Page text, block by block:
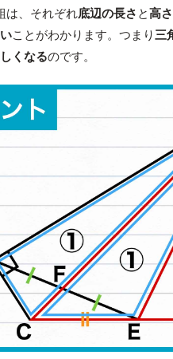
は、それぞれ底辺の長さ と高さ
ことがわかります。つまり 三
くなるのです。